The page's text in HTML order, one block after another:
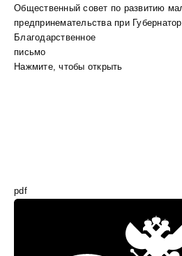
Общественный совет по развитию
предпринемательства при
Благодарственное
письмо
Нажмите, чтобы открыть
pdf